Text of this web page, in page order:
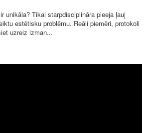
unikāla? Tikai starpdisciplināra pieeja ļauj
estētisku problēmu. Reāli piemēri, protokoli
uzreiz izman...